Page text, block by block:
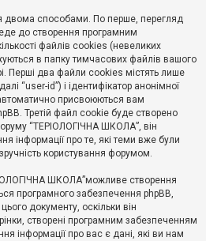
двома способами. По перше, перегляд
до створення програмним
файлів cookies (невеликих
в папку тимчасових файлів вашого
Перші два файли cookies містять лише
“user-id”) і ідентифікатор анонімної
присвоюються вам
Третій файл cookie буде створено
“ТЕРІОЛОГІЧНА ШКОЛА”, він
інформації про те, які теми вже були
користування форумом.
ШКОЛА”можливе створення
програмного забезпечення phpBB,
документу, оскільки він
створені програмним забезпеченням
інформації про вас є дані, які ви нам